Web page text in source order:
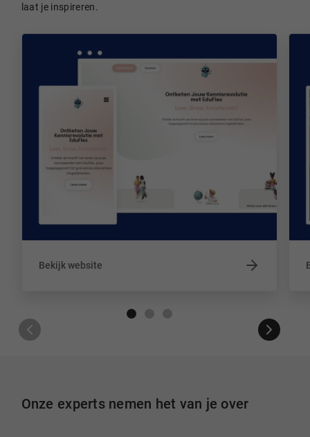
laat je inspireren.
Bekijk website
Onze experts nemen het van je over